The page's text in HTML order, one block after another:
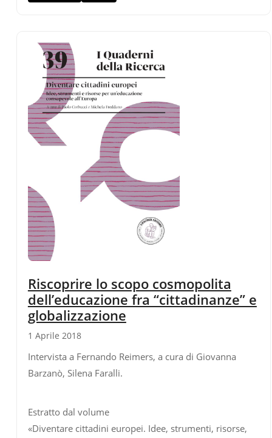
Riscoprire lo scopo cosmopolita
dell’educazione fra “cittadinanze” e
globalizzazione
1 Aprile 2018
Intervista a Fernando Reimers, a cura di Giovanna
Barzanò, Silena Faralli.
Estratto dal volume
«Diventare cittadini europei. Idee, strumenti, risorse,